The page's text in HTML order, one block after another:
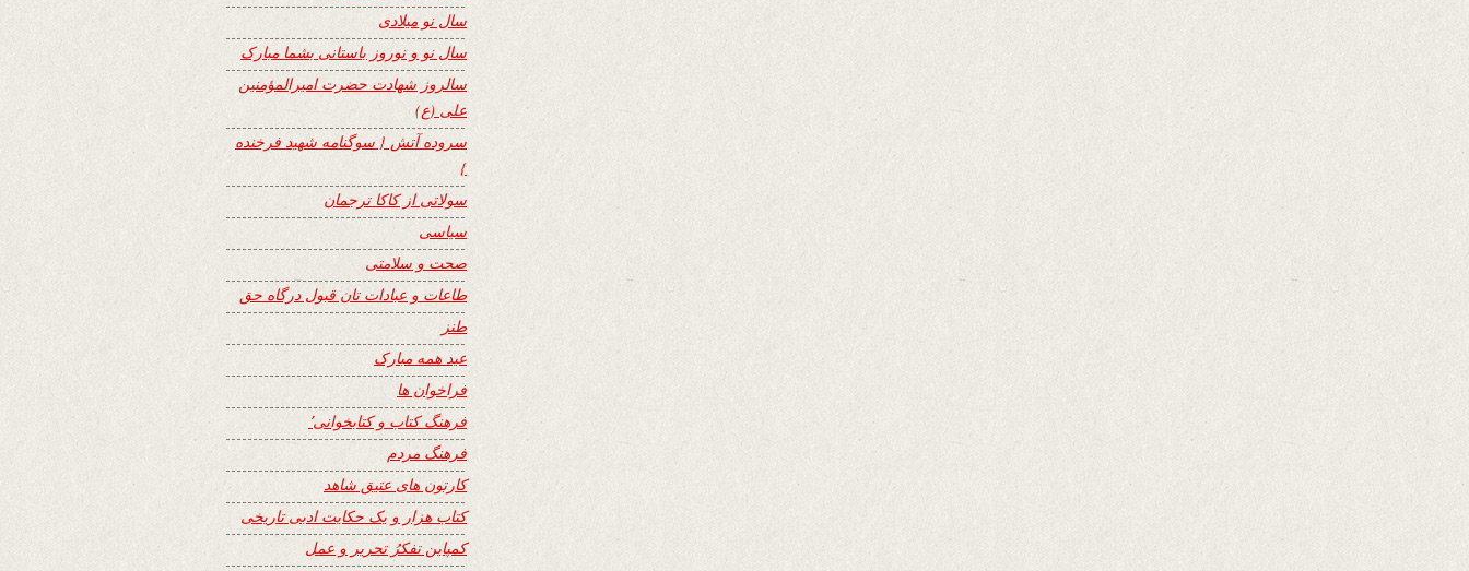
سال نو میلادی
سال نو و نوروز باستانی بشما مبارک
سالروز شهادت حضرت امیرالمؤمنین
علی (ع)
سروده آتش { سوگنامه شهید فرخنده
}
سولاتی از کاکا ترجمان
سیاسی
صحت و سلامتی
طاعات و عبادات تان قبول درگاه حق
طنز
عید همه مبارک
فراخوان ها
فرهنگ کتاب و کتابخوانی٬
فرهنگ مردم
کارتون های عتیق شاهد
کتاب هزار و یک حکایت ادبی تاریخی
کمپاین تفکرُ تحریر و عمل